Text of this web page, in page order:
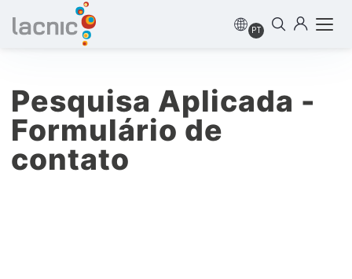
PT
Pesquisa Aplicada -
Formulário de
contato